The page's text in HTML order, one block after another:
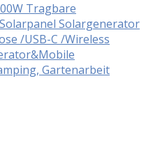
Tragbare
Solargenerator
/USB-C /Wireless
Gartenarbeit